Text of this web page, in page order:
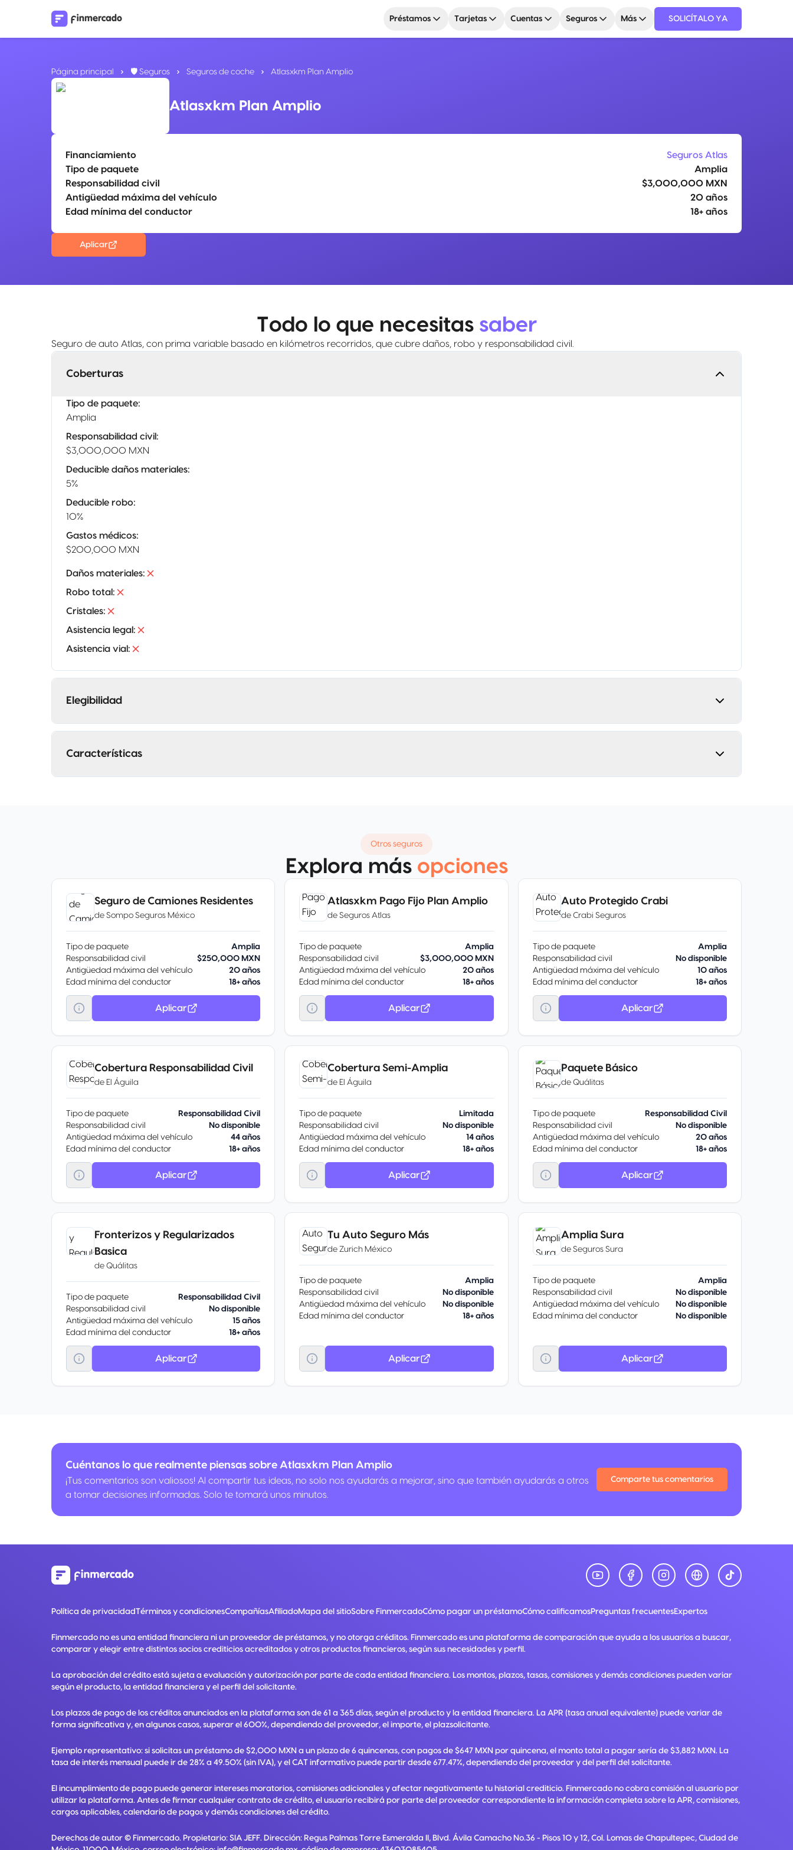
Préstamos Tarjetas Cuentas Seguros Más SOLICÍTALO YA
Página principal 🛡️ Seguros Seguros de coche Atlasxkm Plan Amplio
Atlasxkm Plan Amplio
Financiamiento
Seguros Atlas
Tipo de paquete
Amplia
Responsabilidad civil
$3,000,000 MXN
Antigüedad máxima del vehículo
20 años
Edad mínima del conductor
18+ años
Aplicar
Todo lo que necesitas saber
Seguro de auto Atlas, con prima variable basado en kilómetros recorridos, que cubre daños, robo y responsabilidad civil.
Coberturas
Tipo de paquete:
Amplia
Responsabilidad civil :
$3,000,000 MXN
Deducible daños materiales:
5%
Deducible robo:
10%
Gastos médicos:
$200,000 MXN
Daños materiales:
Robo total :
Cristales:
Asistencia legal :
Asistencia vial :
Elegibilidad
Características
Otros seguros
Explora más opciones
Seguro de Camiones Residentes
de Sompo Seguros México
Tipo de paquete
Amplia
Responsabilidad civil
$250,000 MXN
Antigüedad máxima del vehículo
20 años
Edad mínima del conductor
18+ años
Aplicar
Atlasxkm Pago Fijo Plan Amplio
de Seguros Atlas
Tipo de paquete
Amplia
Responsabilidad civil
$3,000,000 MXN
Antigüedad máxima del vehículo
20 años
Edad mínima del conductor
18+ años
Aplicar
Auto Protegido Crabi
de Crabi Seguros
Tipo de paquete
Amplia
Responsabilidad civil
No disponible
Antigüedad máxima del vehículo
10 años
Edad mínima del conductor
18+ años
Aplicar
Cobertura Responsabilidad Civil
de El Águila
Tipo de paquete
Responsabilidad Civil
Responsabilidad civil
No disponible
Antigüedad máxima del vehículo
44 años
Edad mínima del conductor
18+ años
Aplicar
Cobertura Semi-Amplia
de El Águila
Tipo de paquete
Limitada
Responsabilidad civil
No disponible
Antigüedad máxima del vehículo
14 años
Edad mínima del conductor
18+ años
Aplicar
Paquete Básico
de Quálitas
Tipo de paquete
Responsabilidad Civil
Responsabilidad civil
No disponible
Antigüedad máxima del vehículo
20 años
Edad mínima del conductor
18+ años
Aplicar
Fronterizos y Regularizados
Basica
de Quálitas
Tipo de paquete
Responsabilidad Civil
Responsabilidad civil
No disponible
Antigüedad máxima del vehículo
15 años
Edad mínima del conductor
18+ años
Aplicar
Tu Auto Seguro Más
de Zurich México
Tipo de paquete
Amplia
Responsabilidad civil
No disponible
Antigüedad máxima del vehículo
No disponible
Edad mínima del conductor
18+ años
Aplicar
Amplia Sura
de Seguros Sura
Tipo de paquete
Amplia
Responsabilidad civil
No disponible
Antigüedad máxima del vehículo
No disponible
Edad mínima del conductor
No disponible
Aplicar
Cuéntanos lo que realmente piensas sobre Atlasxkm Plan Amplio
¡Tus comentarios son valiosos! Al compartir tus ideas, no solo nos ayudarás a mejorar, sino que también ayudarás a otros
a tomar decisiones informadas. Solo te tomará unos minutos.
Comparte tus comentarios
Política de privacidadTérminos y condicionesCompañíasAfiliadoMapa del sitioSobre FinmercadoCómo pagar un préstamoCómo calificamosPreguntas frecuentesExpertos
Finmercado no es una entidad financiera ni un proveedor de préstamos, y no otorga créditos. Finmercado es una plataforma de comparación que ayuda a los usuarios a buscar,
comparar y elegir entre distintos socios crediticios acreditados y otros productos financieros, según sus necesidades y perfil.
La aprobación del crédito está sujeta a evaluación y autorización por parte de cada entidad financiera. Los montos, plazos, tasas, comisiones y demás condiciones pueden variar
según el producto, la entidad financiera y el perfil del solicitante.
Los plazos de pago de los créditos anunciados en la plataforma son de 61 a 365 días, según el producto y la entidad financiera. La APR (tasa anual equivalente) puede variar de
forma significativa y, en algunos casos, superar el 600%, dependiendo del proveedor, el importe, el plazsolicitante.
Ejemplo representativo: si solicitas un préstamo de $2,000 MXN a un plazo de 6 quincenas, con pagos de $647 MXN por quincena, el monto total a pagar sería de $3,882 MXN. La
tasa de interés mensual puede ir de 28% a 49.50% (sin IVA), y el CAT informativo puede partir desde 677.47%, dependiendo del proveedor y del perfil del solicitante.
El incumplimiento de pago puede generar intereses moratorios, comisiones adicionales y afectar negativamente tu historial crediticio. Finmercado no cobra comisión al usuario por
utilizar la plataforma. Antes de firmar cualquier contrato de crédito, el usuario recibirá por parte del proveedor correspondiente la información completa sobre la APR, comisiones,
cargos aplicables, calendario de pagos y demás condiciones del crédito.
Derechos de autor © Finmercado. Propietario: SIA JEFF. Dirección: Regus Palmas Torre Esmeralda II, Blvd. Ávila Camacho No.36 - Pisos 10 y 12, Col. Lomas de Chapultepec, Ciudad de